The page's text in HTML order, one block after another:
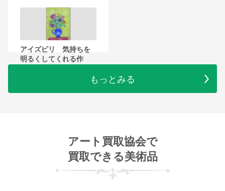
アイズピリ 気持ちを
明るくしてくれる作
もっとみる
アート買取協会で
買取できる美術品